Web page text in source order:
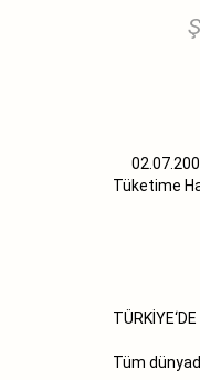
Tüketime
Tüm